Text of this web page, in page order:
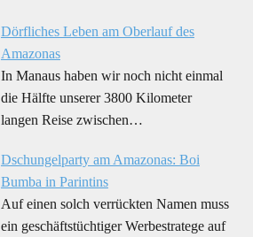
Dörfliches Leben am Oberlauf des
Amazonas
In Manaus haben wir noch nicht einmal
die Hälfte unserer 3800 Kilometer
langen Reise zwischen…
Dschungelparty am Amazonas: Boi
Bumba in Parintins
Auf einen solch verrückten Namen muss
ein geschäftstüchtiger Werbestratege auf